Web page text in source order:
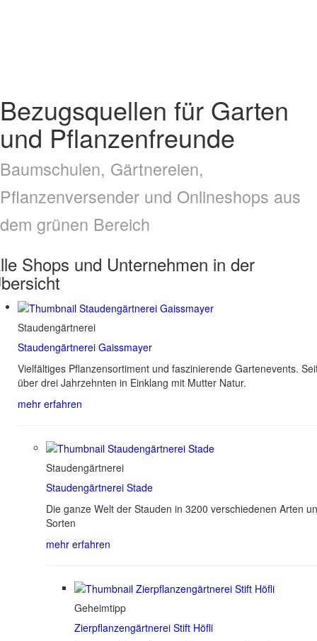
Bezugsquellen für Garten
und Pflanzenfreunde
Baumschulen, Gärtnereien,
Pflanzenversender und Onlineshops aus
dem grünen Bereich
Shops und Unternehmen in der
Staudengärtnerei
Staudengärtnerei Gaissmayer
Vielfältiges Pflanzensortiment und faszinierende Gartenevents.
über drei Jahrzehnten in Einklang mit Mutter Natur.
mehr erfahren
Staudengärtnerei
Staudengärtnerei Stade
Die ganze Welt der Stauden in 3200 verschiedenen Arten
Sorten
mehr erfahren
Geheimtipp
Zierpflanzengärtnerei Stift Höfli